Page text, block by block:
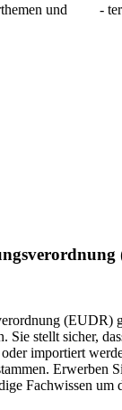
und -
(EUDR)
Sie stellt sicher,
importiert
Erwerben
Fachwissen